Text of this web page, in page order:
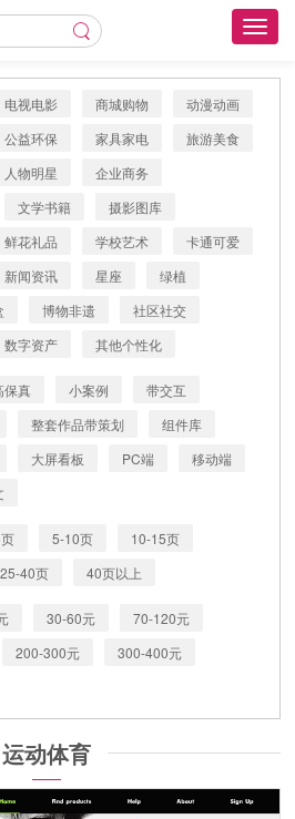
电视电影 商城购物
动漫动画
公益环保 家具家电
旅游美食
人物明星
企业商务
文学书籍
摄影图库
鲜花礼品 学校艺术
卡通可爱
新闻资讯 星座
绿植
博物非遗
社区社交
数字资产 其他个性化
保真 小案例
带交互
整套作品带策划
组件库
大屏看板 PC端
移动端
5-10页
10-15页
25-40页 40页以上
30-60元
70-120元
200-300元
300-400元
运动体育